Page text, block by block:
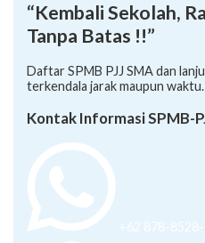
“Kembali Sekolah,
Tanpa Batas !!”
Daftar SPMB PJJ SMA dan
terkendala jarak maupun waktu.
Kontak Informasi SPMB-
+62 878-